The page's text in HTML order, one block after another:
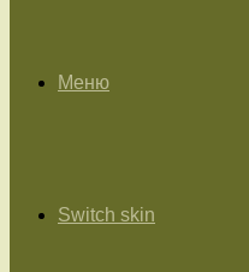
Меню
Switch skin